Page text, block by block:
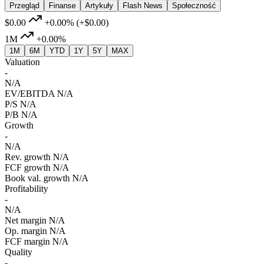
Przegląd
Finanse Artykuły Flash News Społeczność
$0.00 +0.00% (+$0.00)
1M
+0.00%
1M 6M YTD 1Y 5Y MAX
Valuation
-
N/A
EV/EBITDA N/A
P/S N/A
P/B N/A
Growth
-
N/A
Rev. growth N/A
FCF growth N/A
Book val. growth N/A
Profitability
-
N/A
Net margin N/A
Op. margin N/A
FCF margin N/A
Quality